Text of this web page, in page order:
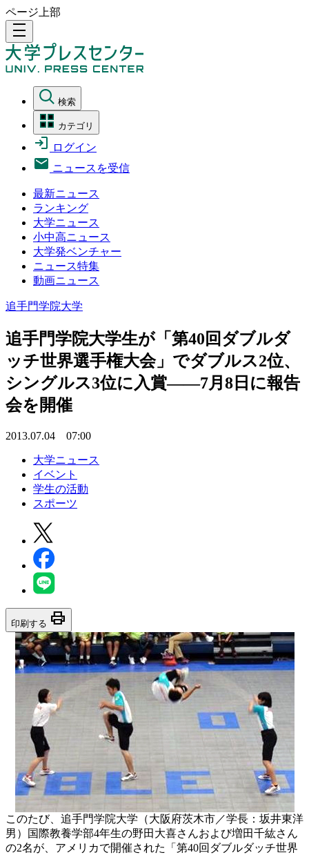
ページ上部
density_medium
検索
カテゴリ
ログイン
ニュースを受信
最新ニュース
ランキング
大学ニュース
小中高ニュース
大学発ベンチャー
ニュース特集
動画ニュース
追手門学院大学
追手門学院大学生が「第40回ダブルダ
ッチ世界選手権大会」でダブルス2位、
シングルス3位に入賞――7月8日に報告
会を開催
2013.07.04 07:00
大学ニュース
イベント
学生の活動
スポーツ
印刷する print
このたび、追手門学院大学（大阪府茨木市／学長：坂井東洋
男）国際教養学部4年生の野田大喜さんおよび増田千紘さん
の2名が、アメリカで開催された「第40回ダブルダッチ世界